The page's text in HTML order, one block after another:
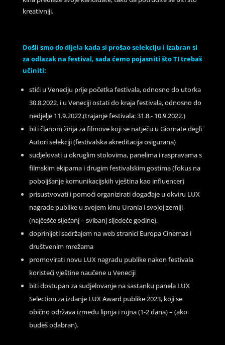
kreativniji.
Došli smo do dijela kada si prošao selekciju i izabran si
za odlazak na festival, sada ćemo pojasniti što TI trebaš
učiniti:
stići u Veneciju prije početka festivala, odnosno do utorka
30.8.2022. i u Veneciji ostati do kraja festivala, odnosno do
nedjelje 11.9.2022.(trajanje festivala: 31.8.- 10.9.2022.)
biti članom žirija za filmove koji se natječu u Giornate degli
Autori selekciji (festivalska akreditacija osigurana)
sudjelovati u okruglim stolovima, panelima i raspravama s
filmskim ekipama i drugim festivalskim gostima (fokus na
poboljšanje komunikacijskih vještina kao influencer)
prisustvovati i pomoći organizirati događaje u okviru LUX
nagrade publike u svojem kinu Urania i svojoj zemlji
(najčešće siječanj – svibanj sljedeće godine),
doprinijeti sadržajem na web stranici Europa Cinemas i
društvenim mrežama
promovirati novu LUX nagradu publike nakon festivala
koristeći vještine naučene u Veneciji
biti dostupan za sudjelovanje na sastanku panela LUX
Selection za izdanje LUX Award publike 2023, koji se
obično održava između lipnja i rujna (1-2 dana) – (ako
budeš odabran).